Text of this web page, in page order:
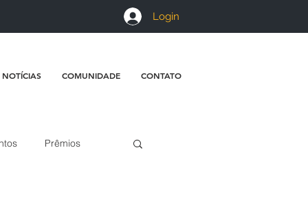
Login
COMUNIDADE CONTATO
Prêmios